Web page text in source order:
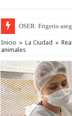
OSER: Frigerio
Inicio » La Ciudad »
animales